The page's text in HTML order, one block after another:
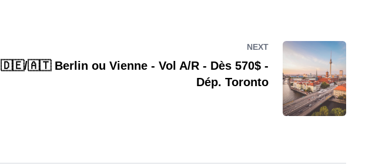
NEXT
🇩🇪/🇦🇹 Berlin ou Vienne - Vol A/R - Dès 570$ -
Dép. Toronto